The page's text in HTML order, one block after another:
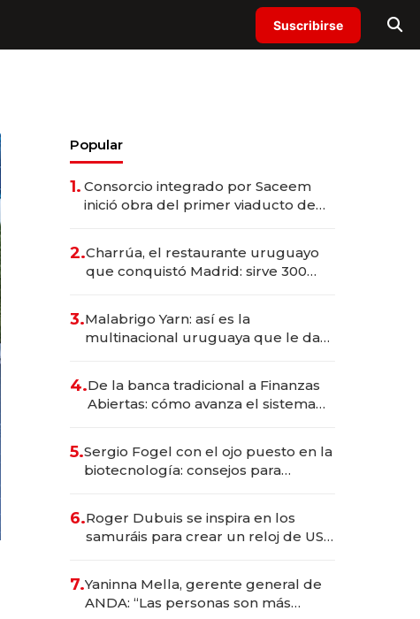
Suscribirse
Popular
1. Consorcio integrado por Saceem
inició obra del primer viaducto de
millones
2.Charrúa, el restaurante uruguayo
que conquistó Madrid: sirve 300
prepara apertura
3.Malabrigo Yarn: así es la
multinacional uruguaya que le da
4.De la banca tradicional a Finanzas
Abiertas: cómo avanza el sistema
5.Sergio Fogel con el ojo puesto en la
biotecnología: consejos para
6.Roger Dubuis se inspira en los
samuráis para crear un reloj de US$
7.Yaninna Mella, gerente general de
ANDA: “Las personas son más